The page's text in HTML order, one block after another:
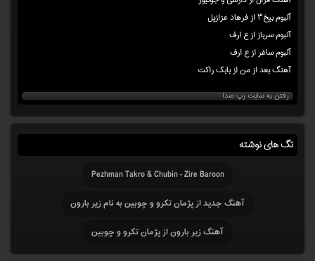
آلبوم بیخ۳ از فرهاد عزازیل
آلبوم سرباز از ع ارف
آلبوم ساغر از ع ارف
آهنگ بعد از من از بابک راکت
رفتن به سایت رپ صدا
تگ های نوشته
Pezhman Takro & Chubin - Zire Baroon
آهنگ جدید از پژمان تکرو و چوبین به نام زیر بارون
آهنگ زیر بارون از پژمان تکرو و چوبین